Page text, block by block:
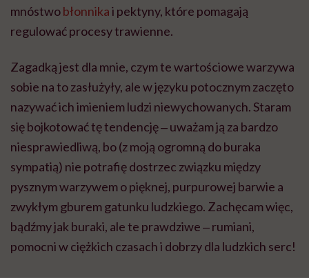
mnóstwobłonnikai pektyny, które pomagają
regulować procesy trawienne.
Zagadką jest dla mnie, czym te wartościowe warzywa
sobie na to zasłużyły, ale w języku potocznym zaczęto
nazywać ich imieniem ludzi niewychowanych. Staram
się bojkotować tę tendencję ‒ uważam ją za bardzo
niesprawiedliwą, bo (z moją ogromną do buraka
sympatią) nie potrafię dostrzec związku między
pysznym warzywem o pięknej, purpurowej barwie a
zwykłym gburem gatunku ludzkiego. Zachęcam więc,
bądźmy jak buraki, ale te prawdziwe ‒ rumiani,
pomocni w ciężkich czasach i dobrzy dla ludzkich serc!